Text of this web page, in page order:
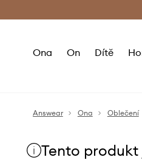
Ona On Dítě
Answear Ona Oblečení
Tento